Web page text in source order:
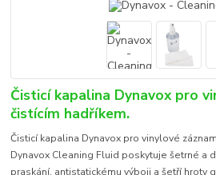
Čisticí kapalina Dynavox pro
čistícím hadříkem.
Čisticí kapalina Dynavox pro vinylové
Dynavox Cleaning Fluid poskytuje šetrné a
praskání, antistatickému výboji a šetří hroty